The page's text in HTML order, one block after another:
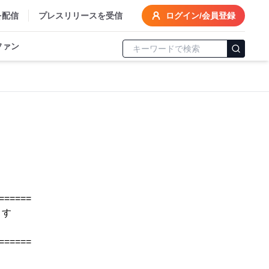
配信 プレスリリースを受信 ログイン/会員登録
ァン